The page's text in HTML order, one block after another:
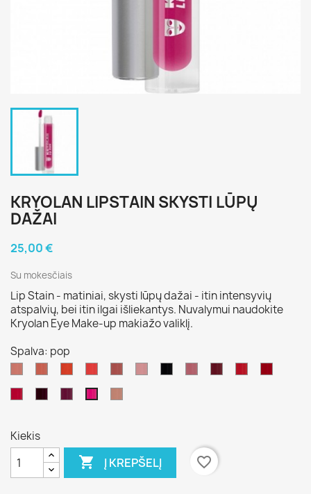
KRYOLAN LIPSTAIN SKYSTI LŪPŲ
DAŽAI
25,00 €
Su mokesčiais
Lip Stain - matiniai, skysti lūpų dažai - itin intensyvių
atspalvių, bei itin ilgai išliekantys. Nuvalymui naudokite
Kryolan Eye Make-up makiažo valiklį.
Spalva: pop
Kiekis
 Į KREPŠELĮ favorite_border